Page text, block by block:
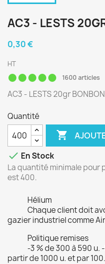
AC3 - LESTS
0,30 €
HT
1600 articles
AC3 - LESTS 20gr BONBON
Quantité

 En Stock
La quantité minimale pour
est 400.
Hélium
Chaque client doit
gazier industriel comme
Politique remises
-3 % de 300 à 590 u.
partir de 1000 u. et par